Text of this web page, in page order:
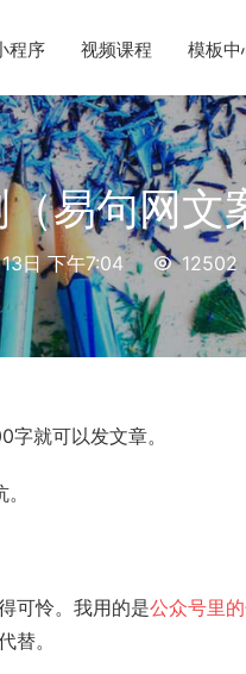
程序 视频课程 模板中
易句网文
日 下午7:04 12502
就可以发文章。
可怜。我用的是公众号里
替。